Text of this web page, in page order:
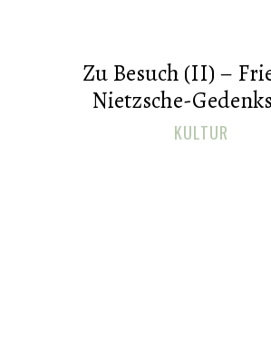
Zu Besuch (II) –
Nietzsche-
KULTUR